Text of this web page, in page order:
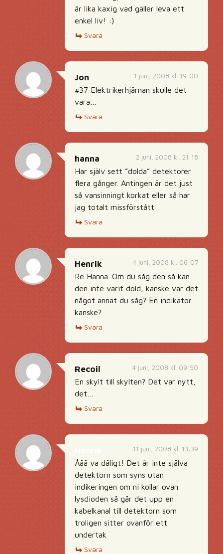
är lika kaxig vad gäller leva ett
enkel liv! :)
Svara
1 juni, 2008 kl. 19:00
Jon
#37 Elektrikerhjärnan skulle det
vara…
Svara
2 juni, 2008 kl. 21:18
hanna
Har själv sett ”dolda” detektorer
flera gånger. Antingen är det just
så vansinningt korkat eller så har
jag totalt missförstått
Svara
4 juni, 2008 kl. 06:07
Henrik
Re Hanna. Om du såg den så kan
den inte varit dold, kanske var det
något annat du såg? En indikator
kanske?
Svara
4 juni, 2008 kl. 09:50
Recoil
En skylt till skylten? Det var nytt,
det…
Svara
11 juni, 2008 kl. 13:39
Ååå va dåligt! Det är inte själva
detektorn som syns utan
indikeringen om ni kollar ovan
lysdioden så går det upp en
kabelkanal till detektorn som
troligen sitter ovanför ett
undertak
Svara